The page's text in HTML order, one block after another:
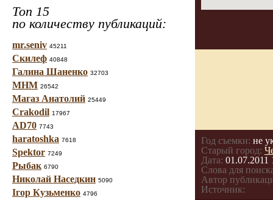
Топ 15
по количеству публикаций:
mr.seniv 45211
Скилеф 40848
Галина Шаненко 32703
МНМ 26542
Магаз Анатолий 25449
Crakodil 17967
AD70 7743
haratoshka 7618
Spektor 7249
Рыбак 6790
Николай Наседкин 5090
Ігор Кузьменко 4796
Год съемки: не
Старый город:
Дата: 01.07.2011
Слова для
Автор
Источник: